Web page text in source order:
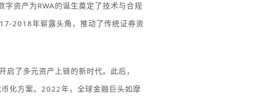
字资产为RWA的诞生奠定了技术与合规
2018年崭露头角，推动了传统证券资
启了多元资产上链的新时代。此后，
化方案。 2022年，全球金融巨头如摩